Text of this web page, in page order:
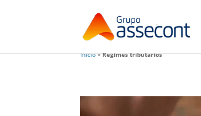
Início»Regimes tributários